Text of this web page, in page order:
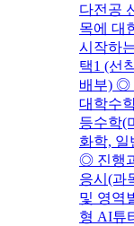
다전공
목에 대
시작하
택1 (선
배부) ◎
대학수
등수학(
화학, 일
◎ 진행
응시(과
및 영역
형 AI튜